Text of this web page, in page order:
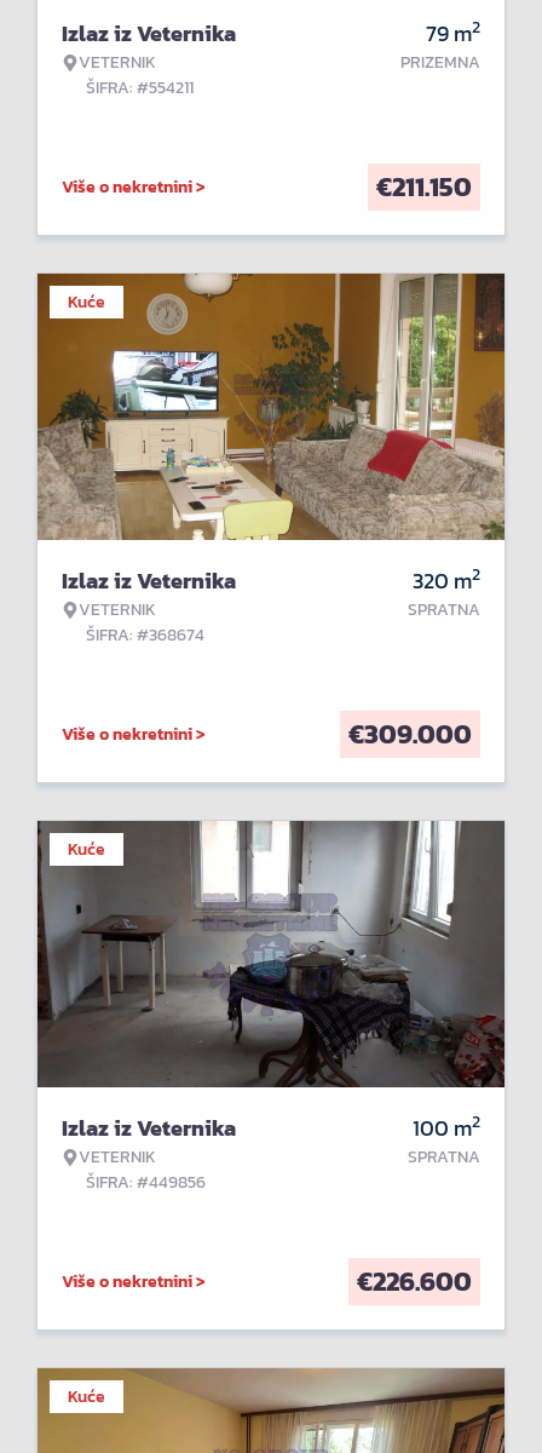
Izlaz iz Veternika
VETERNIK
ŠIFRA: #554211
79m2
PRIZEMNA
Više o nekretnini > €211.150
Kuće
Izlaz iz Veternika
VETERNIK
ŠIFRA: #368674
320 m2
SPRATNA
Više o nekretnini > €309.000
Kuće
Izlaz iz Veternika
VETERNIK
ŠIFRA: #449856
100 m2
SPRATNA
Više o nekretnini > €226.600
Kuće